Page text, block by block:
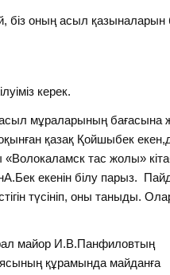
оның асыл қазыналарын
керек.
мұраларының бағасына
қазақ Қойшыбек
тас жолы»
екенін білу парыз.
түсініп, оны таныды.
майор И.В.Панфиловтың
құрамында майданға